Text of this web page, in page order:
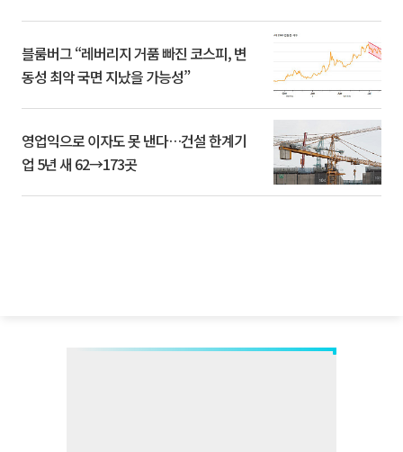
블룸버그 “레버리지 거품 빠진 코스피, 변
동성 최악 국면 지났을 가능성”
영업익으로 이자도 못 낸다…건설 한계기
업 5년 새 62→173곳